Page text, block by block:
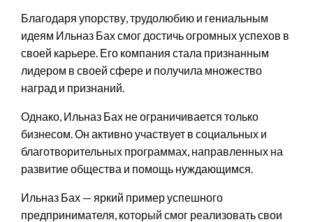
Благодаря упорству, трудолюбию и гениальным
идеям Ильназ Бах смог достичь огромных успехов в
своей карьере. Его компания стала признанным
лидером в своей сфере и получила множество
наград и признаний.
Однако, Ильназ Бах не ограничивается только
бизнесом. Он активно участвует в социальных и
благотворительных программах, направленных на
развитие общества и помощь нуждающимся.
Ильназ Бах — яркий пример успешного
предпринимателя, который смог реализовать свои